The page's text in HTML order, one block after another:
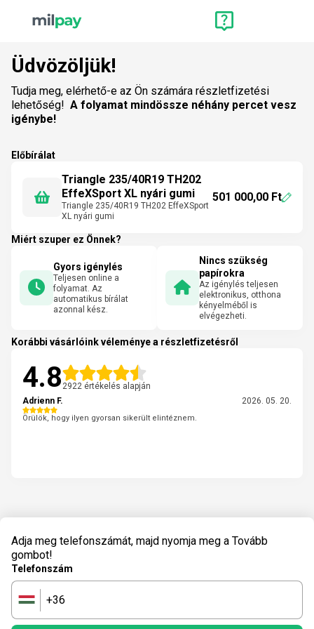
Üdvözöljük!
Tudja meg, elérhető-e az Ön számára részletfizetési
lehetőség! A folyamat mindössze néhány percet vesz
igénybe!
Előbírálat
Triangle 235/40R19 TH202
EffeXSport XL nyári gumi
Triangle 235/40R19 TH202 EffeXSport
XL nyári gumi
501 000,00 Ft
Miért szuper ez Önnek?
Gyors igénylés
Teljesen online a
folyamat. Az
automatikus bírálat
azonnal kész.
Nincs szükség
papírokra
Az igénylés teljesen
elektronikus, otthona
kényelméből is
elvégezheti.
Korábbi vásárlóink véleménye a részletfizetésről
4.8 2922 értékelés alapján
Adrienn F.
2026. 05. 20.
Örülök, hogy ilyen gyorsan sikerült elintéznem.
Adja meg telefonszámát, majd nyomja meg a Tovább
gombot!
Telefonszám
🇭🇺 +36